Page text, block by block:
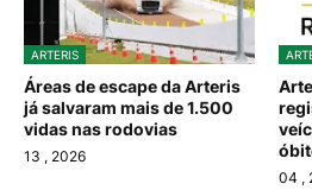
ARTERIS
Áreas de escape da Arteris
já salvaram mais de 1.500
vidas nas rodovias
13 , 2026
04 ,